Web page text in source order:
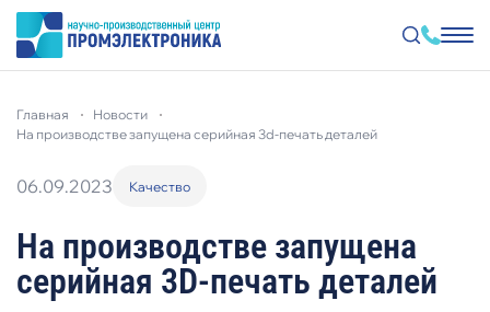
содержанию
главная
новости
на производстве запущена серийная 3d-печать деталей
06.09.2023 Качество
На производстве запущена
серийная 3D-печать деталей